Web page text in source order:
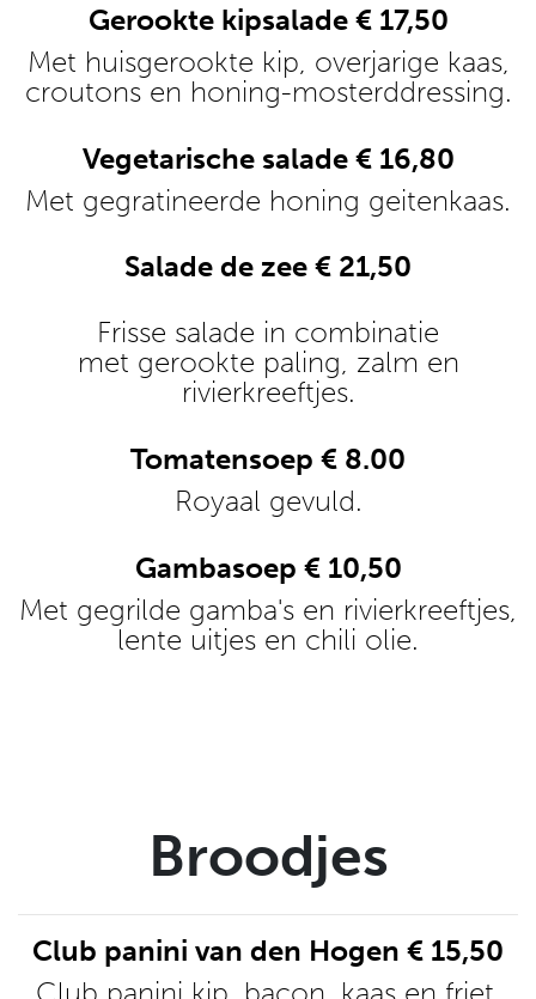
Gerookte kipsalade € 17,50
Met huisgerookte kip, overjarige kaas,
croutons en honing-mosterddressing.
Vegetarische salade € 16,80
Met gegratineerde honing geitenkaas.
Salade de zee € 21,50
Frisse salade in combinatie
met gerookte paling, zalm en
rivierkreeftjes.
Tomatensoep € 8.00
Royaal gevuld.
Gambasoep € 10,50
Met gegrilde gamba's en rivierkreeftjes,
lente uitjes en chili olie.
Broodjes
Club panini van den Hogen € 15,50